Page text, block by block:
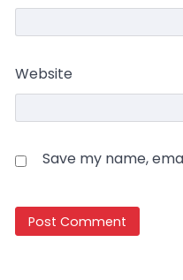
Website
Save my name,